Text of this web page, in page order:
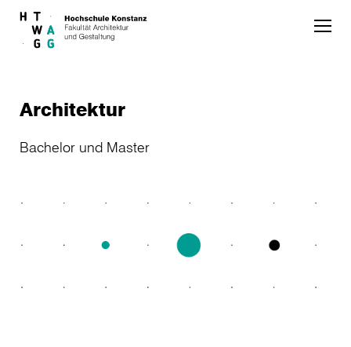
Skip to main content
Architektur
Bachelor und Master